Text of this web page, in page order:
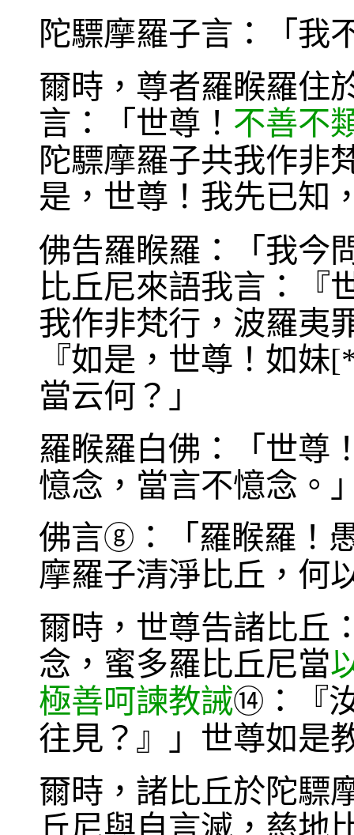
陀驃摩羅子言：「我
爾時，尊者羅睺羅住
言：「世尊！ 不善不
陀驃摩羅子共我作非
是，世尊！我先已知
佛告羅睺羅：「我今
比丘尼來語我言：『
我作非梵行，波羅夷
『如是，世尊！如
當云何？」
羅睺羅白佛：「世尊
憶念，當言不憶念。
佛言ⓖ ：「羅睺羅！
摩羅子清淨比丘，何
爾時，世尊告諸比丘
念，蜜多羅比丘尼當
極善呵諫教誡⑭ ：『
往見？』」世尊如是
爾時，諸比丘於陀驃